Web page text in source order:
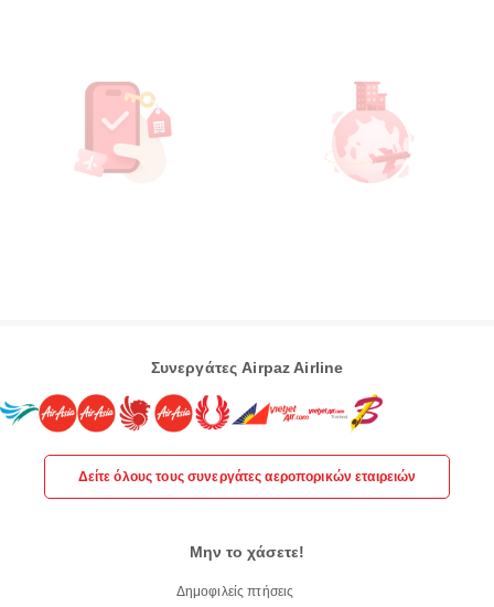
Συνεργάτες Airpaz Airline
Δείτε όλους τους συνεργάτες αεροπορικών εταιρειών
Μην το χάσετε!
Δημοφιλείς πτήσεις